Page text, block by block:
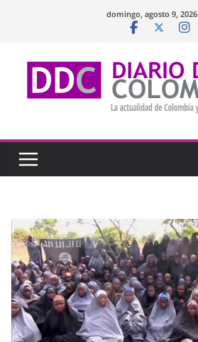
domingo, agosto 9, 2026